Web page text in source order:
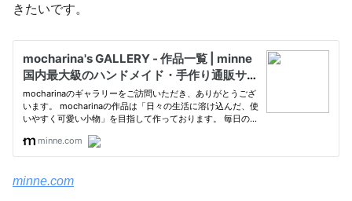
きたいです。
minne.com